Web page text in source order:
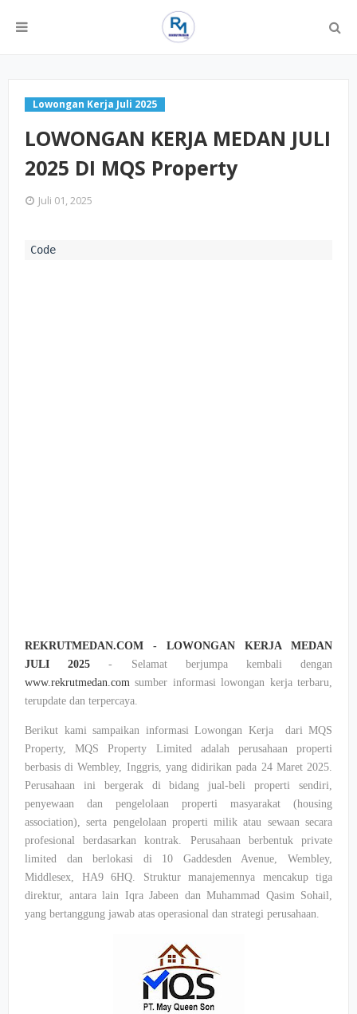
Lowongan Kerja Juli 2025
LOWONGAN KERJA MEDAN JULI
2025 DI MQS Property
Juli 01, 2025
REKRUTMEDAN.COM - LOWONGAN KERJA MEDAN
JULI 2025 - Selamat berjumpa kembali dengan
www.rekrutmedan.com sumber informasi lowongan kerja terbaru,
terupdate dan terpercaya.
Berikut kami sampaikan informasi Lowongan Kerja dari MQS
Property, MQS Property Limited adalah perusahaan properti
berbasis di Wembley, Inggris, yang didirikan pada 24 Maret 2025.
Perusahaan ini bergerak di bidang jual-beli properti sendiri,
penyewaan dan pengelolaan properti masyarakat (housing
association), serta pengelolaan properti milik atau sewaan secara
profesional berdasarkan kontrak. Perusahaan berbentuk private
limited dan berlokasi di 10 Gaddesden Avenue, Wembley,
Middlesex, HA9 6HQ. Struktur manajemennya mencakup tiga
direktur, antara lain Iqra Jabeen dan Muhammad Qasim Sohail,
yang bertanggung jawab atas operasional dan strategi perusahaan.